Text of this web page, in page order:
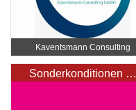
Kaventsmann Consulting
Sonderkonditionen …